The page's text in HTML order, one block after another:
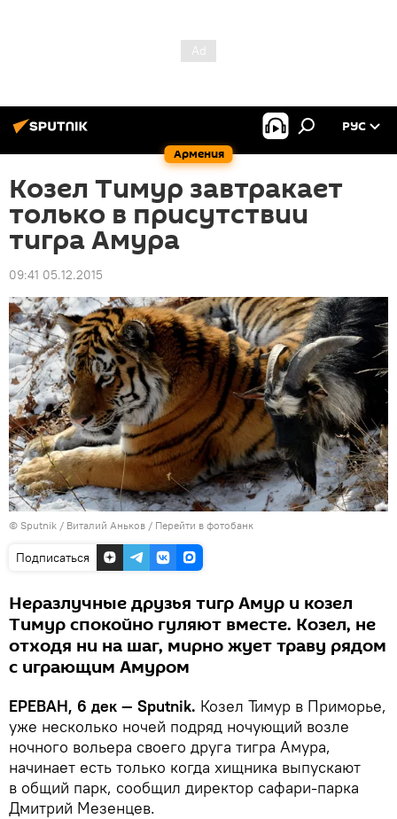
Армения
РУС
Козел Тимур завтракает
только в присутствии
тигра Амура
09:41 05.12.2015
© Sputnik / Виталий Аньков / Перейти в фотобанк
Подписаться
Неразлучные друзья тигр Амур и козел
Тимур спокойно гуляют вместе. Козел, не
отходя ни на шаг, мирно жует траву рядом
с играющим Амуром
ЕРЕВАН, 6 дек — Sputnik. Козел Тимур в Приморье,
уже несколько ночей подряд ночующий возле
ночного вольера своего друга тигра Амура,
начинает есть только когда хищника выпускают
в общий парк, сообщил директор сафари-парка
Дмитрий Мезенцев.